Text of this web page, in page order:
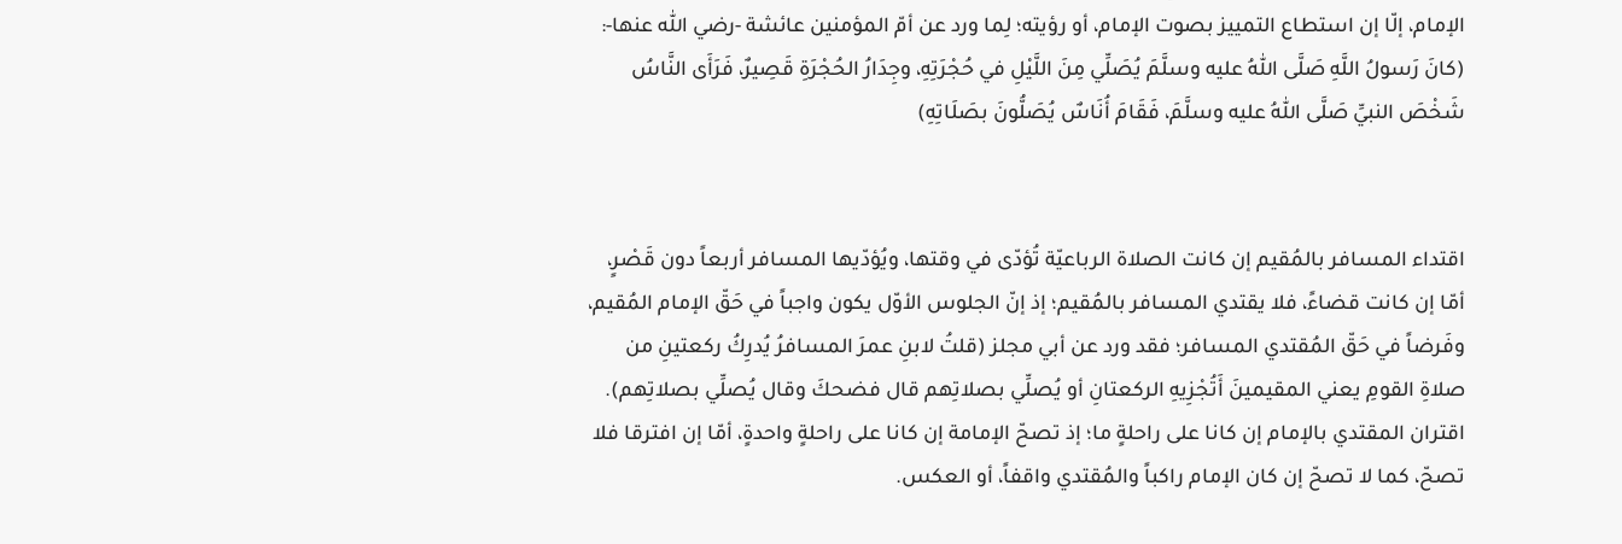
الإمام، إلّا إن استطاع التمييز بصوت الإمام، أو رؤيته؛ لِما ورد عن أمّ المؤمنين عائشة -رضي الله عنها-:
(كانَ رَسولُ اللَّهِ صَلَّى اللهُ عليه وسلَّمَ يُصَلِّي مِنَ اللَّيْلِ في حُجْرَتِهِ، وجِدَارُ الحُجْرَةِ قَصِيرٌ، فَرَأَى النَّاسُ
شَخْصَ النبيِّ صَلَّى اللهُ عليه وسلَّمَ، فَقَامَ أُنَاسٌ يُصَلُّونَ بصَلَاتِهِ)
اقتداء المسافر بالمُقيم إن كانت الصلاة الرباعيّة تُؤدّى في وقتها، ويُؤدّيها المسافر أربعاً دون قَصْرٍ،
أمّا إن كانت قضاءً، فلا يقتدي المسافر بالمُقيم؛ إذ إنّ الجلوس الأوّل يكون واجباً في حَقّ الإمام المُقيم،
وفَرضاً في حَقّ المُقتدي المسافر؛ فقد ورد عن أبي مجلز (قلتُ لابنِ عمرَ المسافرُ يُدرِكُ ركعتينِ من
صلاةِ القومِ يعني المقيمينَ أَتُجْزِيهِ الركعتانِ أو يُصلِّي بصلاتِهم قال فضحكَ وقال يُصلِّي بصلاتِهم).
اقتران المقتدي بالإمام إن كانا على راحلةٍ ما؛ إذ تصحّ الإمامة إن كانا على راحلةٍ واحدةٍ، أمّا إن افترقا فلا
تصحّ، كما لا تصحّ إن كان الإمام راكباً والمُقتدي واقفاً، أو العكس.